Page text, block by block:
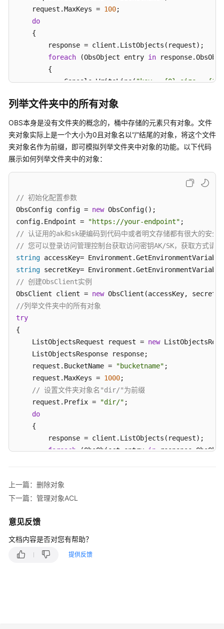
多
版
本
时
授
权
访
常
处
理
常
见
问
题
iOS
问
产
品
语
更
多
    request.MaxKeys =
100;
do
    {
        response = client.ListObjects(request);
foreach (ObsObject entry in
        {
            Console.WriteLine(
"key = {0} size = {1}"
        request.Marker = response.NextMarker;
,
,
}
列举文件夹中的所有对象
OBS本身是没有文件夹的概念的，桶中存储的元素只有对象。文件
夹对象实际上是一个大小为0且对象名以“/”结尾的对象，将这个文件
夹对象名作为前缀，即可模拟列举文件夹中对象的功能。以下代码
展示如何列举文件夹中的对象：
// 初始化配置参数
ObsConfig config = new ObsConfig();
config.Endpoint =
"https://your-endpoint"
// 认证用的ak和sk硬编码到代码中或者明文存储都有很大的安全
// 您可以登录访问管理控制台获取访问密钥AK/SK，获取
string accessKey=
string secretKey=
// 创建ObsClient实例
ObsClient client = new
//列举文件夹中的所有对象
try
{
    ListObjectsRequest request =
new
    ListObjectsResponse response;
    request.BucketName =
"bucketname" ;
    request.MaxKeys =
1000;
// 设置文件夹对象名"dir/"为前缀
    request.Prefix =
"dir/" ;
do
    {
        response = client.ListObjects(request);
foreach (ObsObject entry in
        }
        request.Marker = response.NextMarker;
while
{
上一篇：删除对象
下一篇：管理对象ACL
意见反馈
文档内容是否对您有帮助？
提供反馈